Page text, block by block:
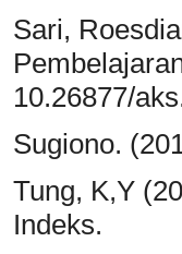
Sari,
10.26877/
Sugiono.
Tung, K,Y
Indeks.